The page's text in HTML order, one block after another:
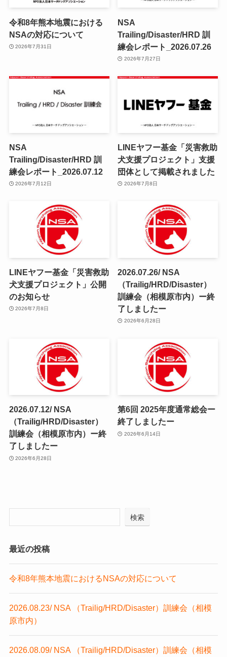
令和8年熊本地震における
NSAの対応について
2026年7月31日
NSA
Trailing/Disaster/HRD 訓
練会レポート_2026.07.26
2026年7月27日
NSA
Trailing/Disaster/HRD 訓
練会レポート_2026.07.12
2026年7月12日
LINEヤフー基金「災害救助
犬支援プロジェクト」支援
団体として掲載されました
2026年7月8日
LINEヤフー基金「災害救助
犬支援プロジェクト」公開
のお知らせ
2026年7月8日
2026.07.26/ NSA
（Trailig/HRD/Disaster）
訓練会（相模原市内）ー終
了しましたー
2026年6月28日
2026.07.12/ NSA
（Trailig/HRD/Disaster）
訓練会（相模原市内）ー終
了しましたー
2026年6月28日
第6回 2025年度通常総会ー
終了しましたー
2026年6月14日
検索
最近の投稿
令和8年熊本地震におけるNSAの対応について
2026.08.23/ NSA （Trailig/HRD/Disaster）訓練会（相模
原市内）
2026.08.09/ NSA （Trailig/HRD/Disaster）訓練会（相模